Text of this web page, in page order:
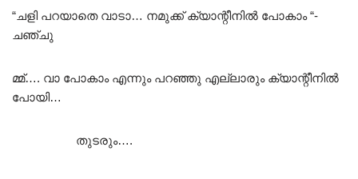
“ചളി പറയാതെ വാടാ… നമുക്ക് ക്യാന്റീനിൽ പോകാം “-
ചഞ്ചു
മ്മ്…. വാ പോകാം എന്നും പറഞ്ഞു എല്ലാരും ക്യാന്റീനിൽ
പോയി…
തുടരും….